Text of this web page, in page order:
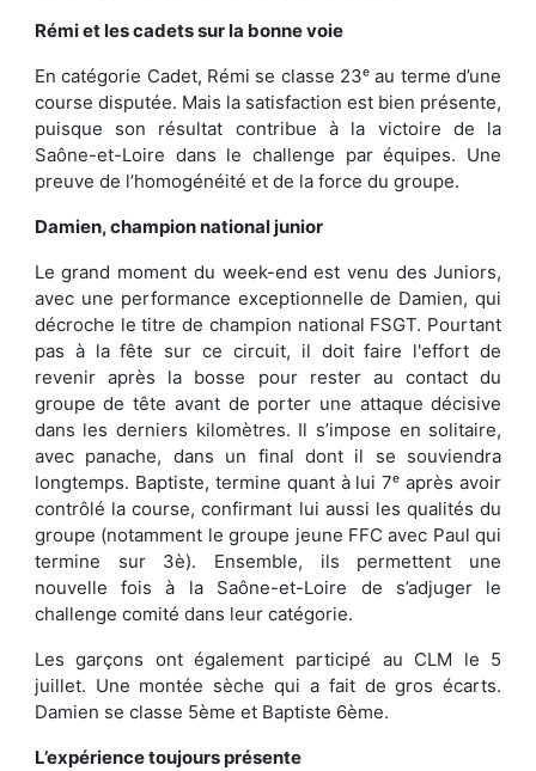
Rémi et les cadets sur la bonne voie
En catégorie Cadet, Rémi se classe 23ᵉ au terme d’une
course disputée. Mais la satisfaction est bien présente,
puisque son résultat contribue à la victoire de la
Saône-et-Loire dans le challenge par équipes. Une
preuve de l’homogénéité et de la force du groupe.
Damien, champion national junior
Le grand moment du week-end est venu des Juniors,
avec une performance exceptionnelle de Damien, qui
décroche le titre de champion national FSGT. Pourtant
pas à la fête sur ce circuit, il doit faire l'effort de
revenir après la bosse pour rester au contact du
groupe de tête avant de porter une attaque décisive
dans les derniers kilomètres. Il s’impose en solitaire,
avec panache, dans un final dont il se souviendra
longtemps. Baptiste, termine quant à lui 7ᵉ après avoir
contrôlé la course, confirmant lui aussi les qualités du
groupe (notamment le groupe jeune FFC avec Paul qui
termine sur 3è). Ensemble, ils permettent une
nouvelle fois à la Saône-et-Loire de s’adjuger le
challenge comité dans leur catégorie.
Les garçons ont également participé au CLM le 5
juillet. Une montée sèche qui a fait de gros écarts.
Damien se classe 5ème et Baptiste 6ème.
L’expérience toujours présente